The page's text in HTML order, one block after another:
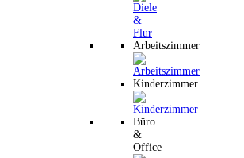
Arbeitszimmer
Kinderzimmer
Büro
&
Office